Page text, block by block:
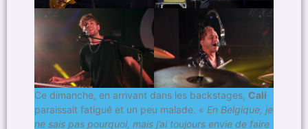
Ce dimanche, en arrivant dans les backstages, Cali
paraissait fatigué et un peu malade. « En Belgique, je
ne sais pas pourquoi, mais j’ai toujours envie de faire